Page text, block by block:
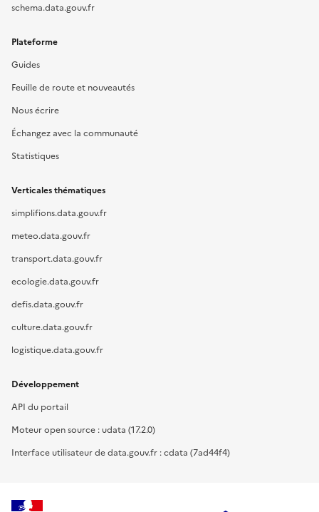
schema.data.gouv.fr
Plateforme
Guides
Feuille de route et nouveautés
Nous écrire
Échangez avec la communauté
Statistiques
Verticales thématiques
simplifions.data.gouv.fr
meteo.data.gouv.fr
transport.data.gouv.fr
ecologie.data.gouv.fr
defis.data.gouv.fr
culture.data.gouv.fr
logistique.data.gouv.fr
Développement
API du portail
Moteur open source : udata (17.2.0)
Interface utilisateur de data.gouv.fr : cdata (7ad44f4)